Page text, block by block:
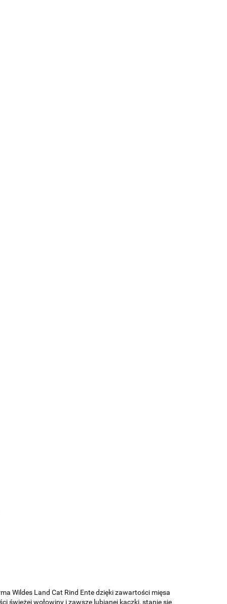
Wildes Land Cat Rind Ente dzięki zawartości mięsa
świeżej wołowiny i zawsze lubianej kaczki, stanie się